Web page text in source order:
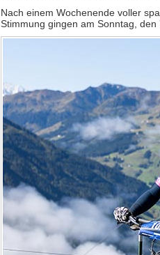
Nach einem Wochenende voller
Stimmung gingen am Sonntag,